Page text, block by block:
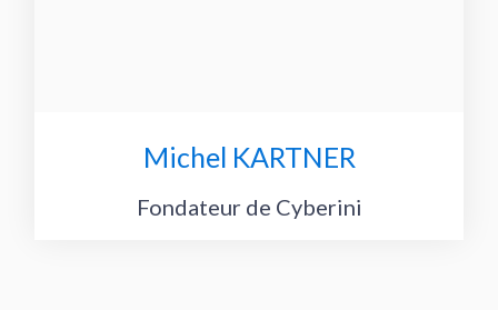
Michel KARTNER
Fondateur de Cyberini